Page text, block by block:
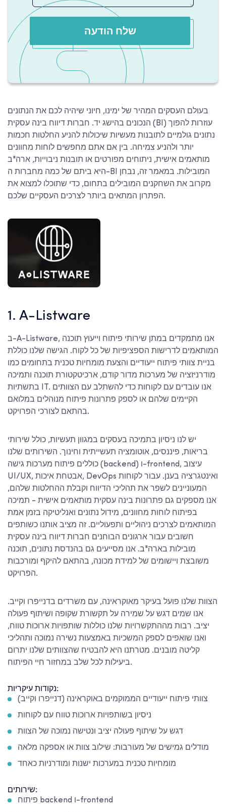
שלח הודעה
בעולם העסקים המהיר של ימינו, חיוני שיהיה לכם את הנתונים
הנכונים בהישג יד. חברות דיווח בינה עסקית (BI) עוזרות להפוך
נתונים גולמיים לתובנות מעשיות שיכולות להניע החלטות חכמות
יותר ולהניע צמיחה. בין אם אתם מחפשים לוחות מחוונים
מותאמים אישית, ניתוחים מפורטים או תובנות ניבוייות, ארה"ב
היא ביתם של כמה מחברות ה-BI המובילות. במאמר זה, נבחן
מקרוב את השחקנים המובילים בתחום, כדי שתוכלו למצוא את
הפתרון המתאים ביותר לצרכים העסקיים שלכם.
1. A-Listware
ב-A-Listware, אנו מתמקדים במתן שירותי פיתוח וייעוץ תוכנה
המותאמים לדרישות הספציפיות של כל לקוח. הגישה שלנו כוללת
בניית צוותי פיתוח ייעודיים והצעת מומחיות טכנית בתחומים כמו
מודרניזציה של מערכות מדור קודם, ארכיטקטורת תוכנה ותמיכה
בתשתיות IT. אנו עובדים עם לקוחות כדי להשתלב עם הצוותים
הקיימים שלהם או לספק פתרונות פיתוח מנוהלים במלואם
בהתאם לצורכי הפרויקט.
יש לנו ניסיון בתמיכה בעסקים במגוון תעשיות, כולל שירותי
בריאות, פיננסים, אוטומציה תעשייתית וחינוך. השירותים שלנו
כוללים פיתוח מערכות גישה (backend) ו-frontend, עיצוב
UI/UX, אבטחת איכות, DevOps ואינטגרציה בענן. עבור לקוחות
המעוניינים לשפר את תהליכי הדיווח וקבלת ההחלטות שלהם,
אנו מספקים גם פתרונות בינה עסקית מותאמים אישית - תמיכה
בפיתוח לוחות מחוונים, מידול נתונים ואנליטיקה בזמן אמת
המותאמים לצרכים ניהוליים ותפעוליים. זה מציב אותנו כשותפים
חשובים עבור ארגונים הבוחנים חברות דיווח בינה עסקית
מובילות בארה"ב. אנו מסייעים גם בהנדסת נתונים, תוכנה
משובצת ויישומים של למידת מכונה, בהתאם להיקף ומורכבות
הפרויקט.
הצוות שלנו פועל בעיקר מאוקראינה, עם משרדים בדנייפרו וקייב.
אנו שמים דגש על שמירה על תקשורת שקופה ושיתוף פעולה
יציב. רבות מההתקשרויות שלנו כוללות שותפויות ארוכות טווח,
ואנו שואפים לספק המשכיות באמצעות נשירה נמוכה ותהליכי
קליטה מובנים. מטרתנו היא להבטיח שהצוותים שלנו יתרום
ביעילות לכל שלב במחזור חיי הפיתוח.
נקודות עיקריות:
צוותי פיתוח ייעודיים הממוקמים באוקראינה (דנייפרו וקייב)
ניסיון בשותפויות ארוכות טווח עם לקוחות
דגש על שיתוף פעולה יציב ונטישה נמוכה של הצוות
מודלים גמישים של מעורבות: שילוב צוות או אספקה מלאה
מומחיות טכנית במערכות ישנות ומודרניות כאחד
שירותים:
פיתוח backend ו-frontend